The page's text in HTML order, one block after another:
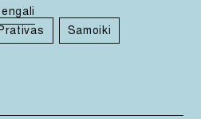
Prativas Samoiki